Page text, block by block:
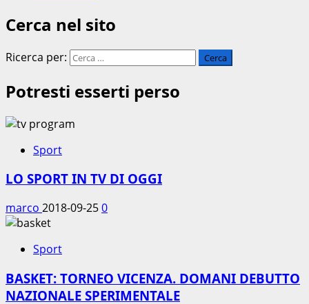
Cerca nel sito
Ricerca per:
Potresti esserti perso
Sport
LO SPORT IN TV DI OGGI
marco 2018-09-250
Sport
BASKET: TORNEO VICENZA. DOMANI DEBUTTO
NAZIONALE SPERIMENTALE